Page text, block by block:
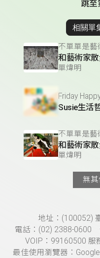
跳至
相關單
不單單是藝
和藝術家
單煒明
Friday
不單單是藝
和藝術家
單煒明
無
頁尾資訊地址：(100052)
電話：(02) 2388-0600
VOIP：99160500 服
最佳使用瀏覽器：